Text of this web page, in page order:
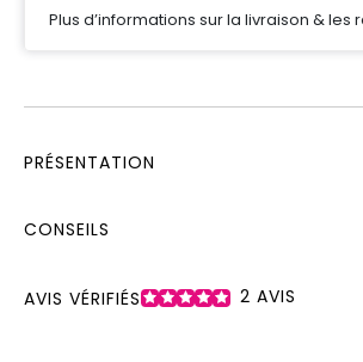
Plus d’informations sur la livraison & les
PRÉSENTATION
CONSEILS
AVIS VÉRIFIÉS 2 AVIS